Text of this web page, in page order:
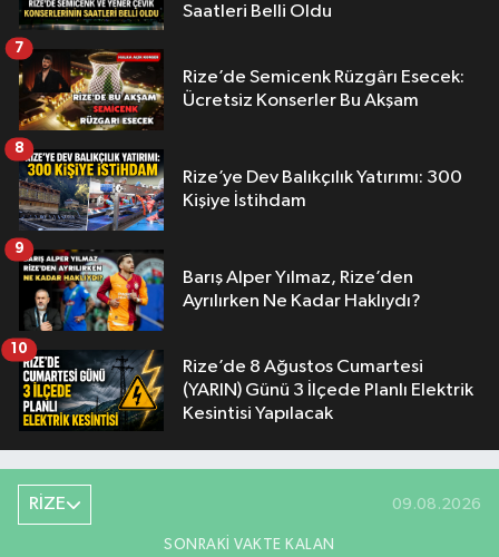
Saatleri Belli Oldu
Rize’de Semicenk Rüzgârı Esecek:
Ücretsiz Konserler Bu Akşam
7
Rize’ye Dev Balıkçılık Yatırımı: 300
Kişiye İstihdam
8
Barış Alper Yılmaz, Rize’den
Ayrılırken Ne Kadar Haklıydı?
9
Rize’de 8 Ağustos Cumartesi
(YARIN) Günü 3 İlçede Planlı Elektrik
Kesintisi Yapılacak
10
RİZE 09.08.2026
SONRAKI VAKTE KALAN